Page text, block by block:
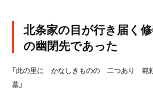
北条家の目が行き届く
の幽閉先であった
「此の里に かなしきものの 二つあり 範
墓」